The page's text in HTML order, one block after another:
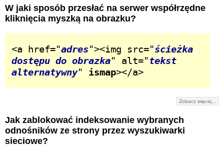
W jaki sposób przesłać na serwer współrzędne
kliknięcia myszką na obrazku?
<a href="adres"><img src="ścieżka
dostępu do obrazka" alt="tekst
alternatywny" ismap></a>
Zobacz więcej...
Jak zablokować indeksowanie wybranych
odnośników ze strony przez wyszukiwarki
sieciowe?